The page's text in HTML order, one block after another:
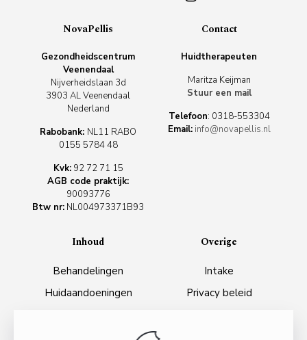
NovaPellis
Gezondheidscentrum
Veenendaal
Nijverheidslaan 3d
3903 AL Veenendaal
Nederland
Rabobank: NL11 RABO
0155 5784 48
Kvk:92 72 71 15
AGB code praktijk:
90093776
Btw nr: NL004973371B93
Contact
Huidtherapeuten
Maritza Keijman
Stuur een mail
Telefoon: 0318-553304
Email: info@novapellis.nl
Inhoud
Behandelingen
Huidaandoeningen
Overige
Intake
Privacy beleid